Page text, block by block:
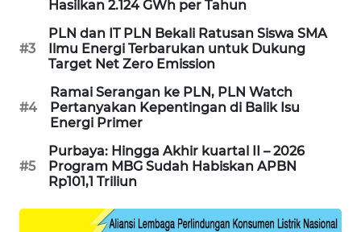
Hasilkan 2.124 GWh per Tahun
#3
PLN dan IT PLN Bekali Ratusan Siswa SMA
Ilmu Energi Terbarukan untuk Dukung
Target Net Zero Emission
#4
Ramai Serangan ke PLN, PLN Watch
Pertanyakan Kepentingan di Balik Isu
Energi Primer
#5
Purbaya: Hingga Akhir kuartal II – 2026
Program MBG Sudah Habiskan APBN
Rp101,1 Triliun
NEWS
METRO
MEDAN
NEWS
METRO
JAKARTA
NEWS